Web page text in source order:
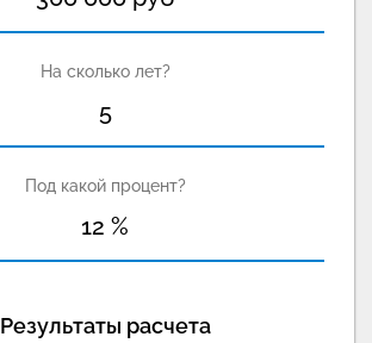
На сколько лет?
5
Под какой процент?
12 %
Результаты расчета